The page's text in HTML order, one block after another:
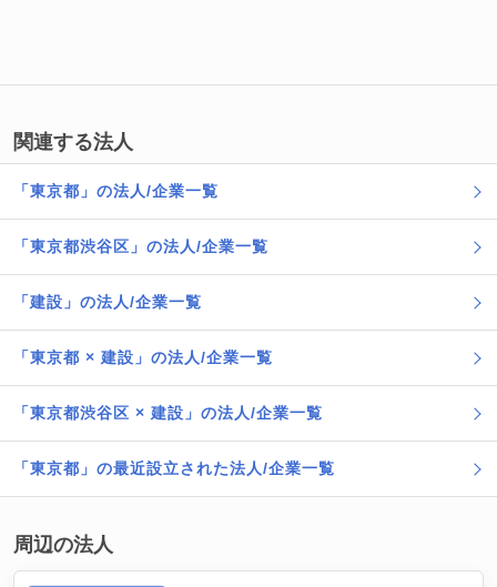
関連する法人
「東京都」の法人/企業一覧
「東京都渋谷区」の法人/企業一覧
「建設」の法人/企業一覧
「東京都 × 建設」の法人/企業一覧
「東京都渋谷区 × 建設」の法人/企業一覧
「東京都」の最近設立された法人/企業一覧
周辺の法人